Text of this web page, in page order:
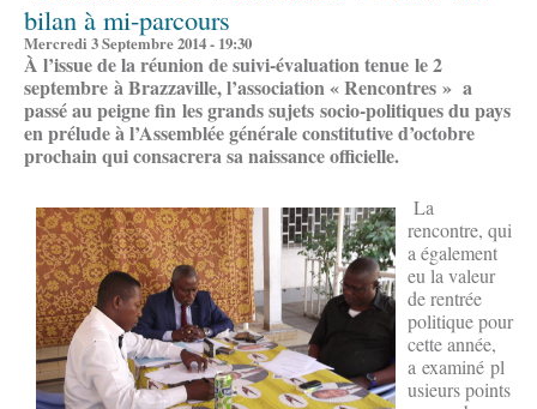
bilan à mi-parcours
Mercredi 3 Septembre 2014 - 19:30
À l’issue de la réunion de suivi-évaluation tenue le 2
septembre à Brazzaville, l’association « Rencontres » a
passé au peigne fin les grands sujets socio-politiques du pays
en prélude à l’Assemblée générale constitutive d’octobre
prochain qui consacrera sa naissance officielle.
La
rencontre, qui
a également
eu la valeur
de rentrée
politique pour
cette année,
a examiné pl
usieurs points